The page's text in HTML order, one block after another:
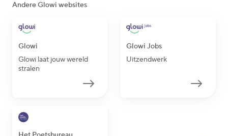
Andere Glowi websites
Glowi
Glowi laat jouw wereld
stralen
Glowi Jobs
Uitzendwerk